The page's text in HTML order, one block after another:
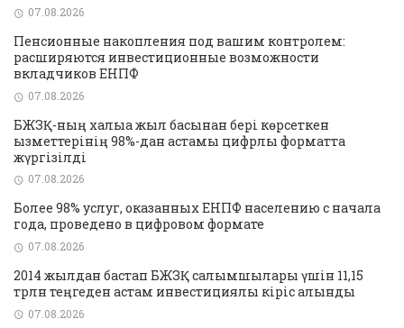
07.08.2026
Пенсионные накопления под вашим контролем:
расширяются инвестиционные возможности
вкладчиков ЕНПФ
07.08.2026
БЖЗҚ-ның халыққа жыл басынан бері көрсеткен
қызметтерінің 98%-дан астамы цифрлық форматта
жүргізілді
07.08.2026
Более 98% услуг, оказанных ЕНПФ населению с начала
года, проведено в цифровом формате
07.08.2026
2014 жылдан бастап БЖЗҚ салымшылары үшін 11,15
трлн теңгеден астам инвестициялық кіріс алынды
07.08.2026